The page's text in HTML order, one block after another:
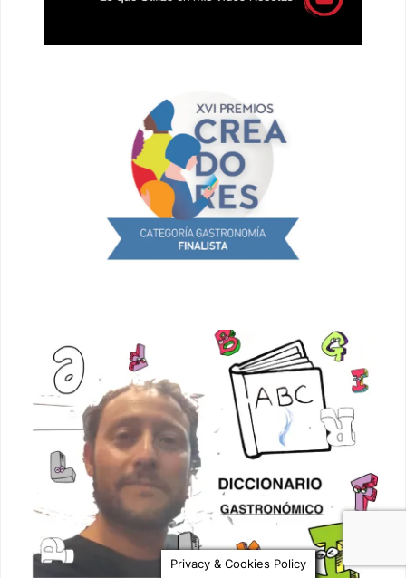
Privacy & Cookies Policy